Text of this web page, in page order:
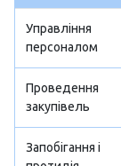
Управління
персоналом
Проведення
закупівель
Запобігання і